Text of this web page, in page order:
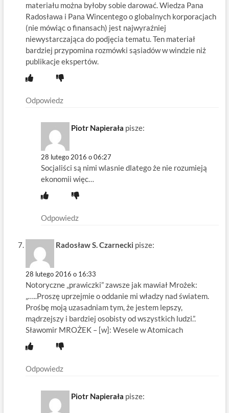
materiału można byłoby sobie darować. Wiedza Pana
Radosława i Pana Wincentego o globalnych korporacjach
(nie mówiąc o finansach) jest najwyraźniej
niewystarczająca do podjęcia tematu. Ten materiał
bardziej przypomina rozmówki sąsiadów w windzie niż
publikacje ekspertów.
Odpowiedz
Piotr Napierała pisze:
28 lutego 2016 o 06:27
Socjaliści są nimi wlasnie dlatego że nie rozumieją
ekonomii więc…
Odpowiedz
Radosław S. Czarnecki pisze:
28 lutego 2016 o 16:33
Notoryczne „prawiczki” zawsze jak mawiał Mrożek:
„…..Proszę uprzejmie o oddanie mi władzy nad światem.
Prośbę moją uzasadniam tym, że jestem lepszy,
mądrzejszy i bardziej osobisty od wszystkich ludzi.”.
Sławomir MROŻEK – [w]: Wesele w Atomicach
Odpowiedz
Piotr Napierała pisze: